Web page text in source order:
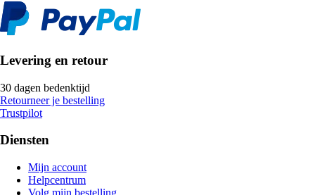
Levering en retour
30 dagen bedenktijd
Retourneer je bestelling
Trustpilot
Diensten
Mijn account
Helpcentrum